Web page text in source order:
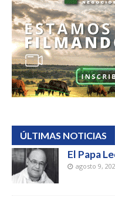
ÚLTIMAS NOTICIAS
El Papa
agosto 9,